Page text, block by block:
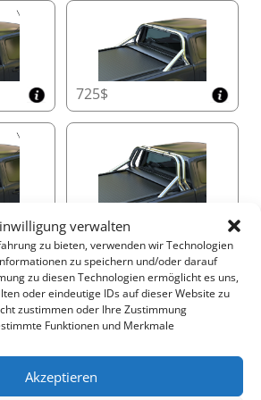
verwalten
zu bieten, verwenden wir Technologien
zu speichern und/oder darauf
zu diesen Technologien ermöglicht es uns,
oder eindeutige IDs auf dieser Website zu
zustimmen oder Ihre Zustimmung
Funktionen und Merkmale
Akzeptieren
Ihres Fahrzeugs trocken und
Φ20-Doppeldrainagesystem.
Blatt-Technologie und doppelten
es bis zu 60 Liter pro
dass der Behälter auch bei
und funktionsfähig bleibt.
Platzsparendes Behälterdesign
Kapazität Ihrer Ladefläche mit den
des Tessera Roll+,
sind:
cm x 23 cm (H x B)
und amerikanische
cm (H x B)
mehr nutzbaren Raum, ohne an
einzubüßen.
725$
BOHRER)